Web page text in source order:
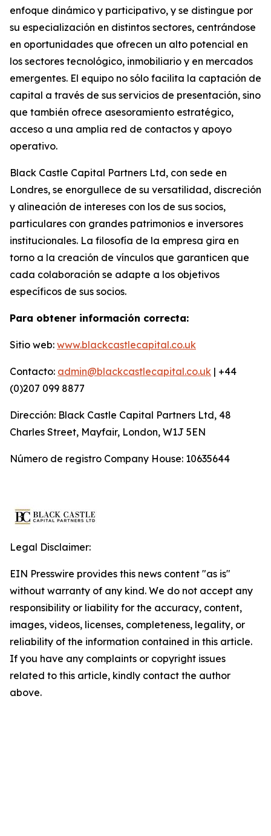
enfoque dinámico y participativo, y se distingue por
su especialización en distintos sectores, centrándose
en oportunidades que ofrecen un alto potencial en
los sectores tecnológico, inmobiliario y en mercados
emergentes. El equipo no sólo facilita la captación de
capital a través de sus servicios de presentación, sino
que también ofrece asesoramiento estratégico,
acceso a una amplia red de contactos y apoyo
operativo.
Black Castle Capital Partners Ltd, con sede en
Londres, se enorgullece de su versatilidad, discreción
y alineación de intereses con los de sus socios,
particulares con grandes patrimonios e inversores
institucionales. La filosofía de la empresa gira en
torno a la creación de vínculos que garanticen que
cada colaboración se adapte a los objetivos
específicos de sus socios.
Para obtener información correcta:
Sitio web: www.blackcastlecapital.co.uk
Contacto: admin@blackcastlecapital.co.uk | +44
(0)207 099 8877
Dirección: Black Castle Capital Partners Ltd, 48
Charles Street, Mayfair, London, W1J 5EN
Número de registro Company House: 10635644
Legal Disclaimer:
EIN Presswire provides this news content "as is"
without warranty of any kind. We do not accept any
responsibility or liability for the accuracy, content,
images, videos, licenses, completeness, legality, or
reliability of the information contained in this article.
If you have any complaints or copyright issues
related to this article, kindly contact the author
above.